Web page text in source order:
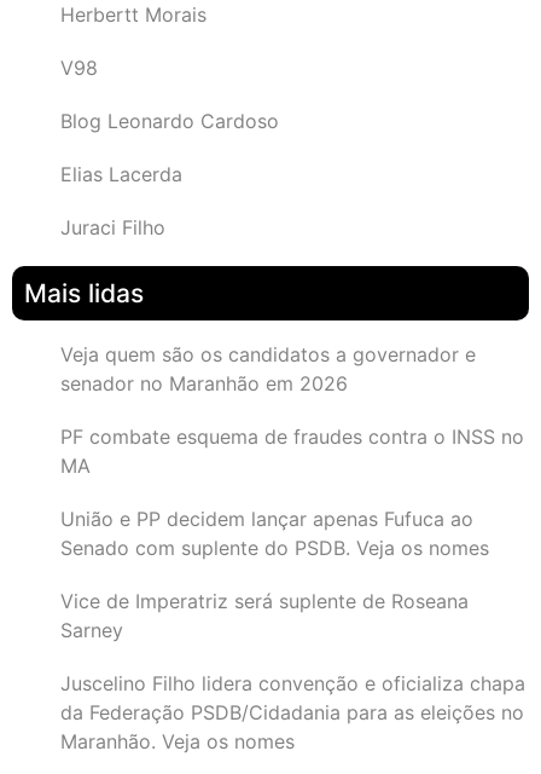
Herbertt Morais
V98
Blog Leonardo Cardoso
Elias Lacerda
Juraci Filho
Mais lidas
Veja quem são os candidatos a governador e
senador no Maranhão em 2026
PF combate esquema de fraudes contra o INSS no
MA
União e PP decidem lançar apenas Fufuca ao
Senado com suplente do PSDB. Veja os nomes
Vice de Imperatriz será suplente de Roseana
Sarney
Juscelino Filho lidera convenção e oficializa chapa
da Federação PSDB/Cidadania para as eleições no
Maranhão. Veja os nomes